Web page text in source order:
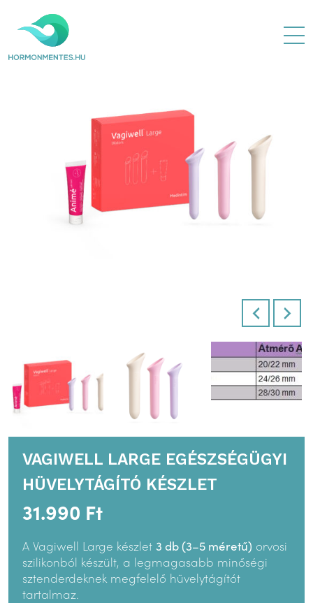
VAGIWELL LARGE EGÉSZSÉGÜGYI
HÜVELYTÁGÍTÓ KÉSZLET
31.990 Ft
A Vagiwell Large készlet 3 db (3–5 méretű) orvosi
szilikonból készült, a legmagasabb minőségi
sztenderdeknek megfelelő hüvelytágítót
tartalmaz.